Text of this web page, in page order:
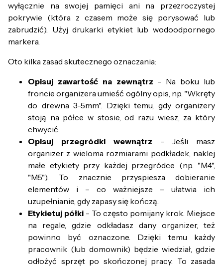
wyłącznie na swojej pamięci ani na przezroczystej
pokrywie (która z czasem może się porysować lub
zabrudzić). Użyj drukarki etykiet lub wodoodpornego
markera.
Oto kilka zasad skutecznego oznaczania:
Opisuj zawartość na zewnątrz - Na boku lub
froncie organizera umieść ogólny opis, np. "Wkręty
do drewna 3-5mm". Dzięki temu, gdy organizery
stoją na półce w stosie, od razu wiesz, za który
chwycić.
Opisuj przegródki wewnątrz - Jeśli masz
organizer z wieloma rozmiarami podkładek, naklej
małe etykiety przy każdej przegródce (np. "M4",
"M5"). To znacznie przyspiesza dobieranie
elementów i – co ważniejsze – ułatwia ich
uzupełnianie, gdy zapasy się kończą.
Etykietuj półki - To często pomijany krok. Miejsce
na regale, gdzie odkładasz dany organizer, też
powinno być oznaczone. Dzięki temu każdy
pracownik (lub domownik) będzie wiedział, gdzie
odłożyć sprzęt po skończonej pracy. To zasada